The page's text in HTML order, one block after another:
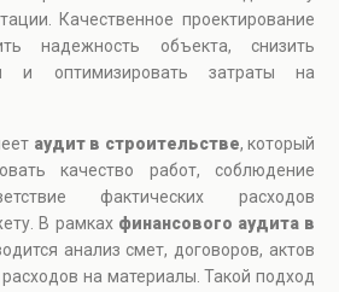
Качественное проектирование
надежность объекта, снизить
и оптимизировать затраты на
аудит в строительстве, который
качество работ, соблюдение
фактических расходов
В рамках финансового аудита в
анализ смет, договоров, актов
на материалы. Такой подход